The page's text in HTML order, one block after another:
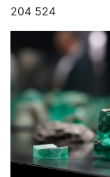
204 524